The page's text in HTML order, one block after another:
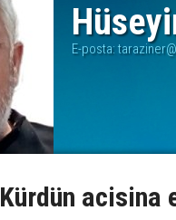
E-posta:
Kürdün acisina